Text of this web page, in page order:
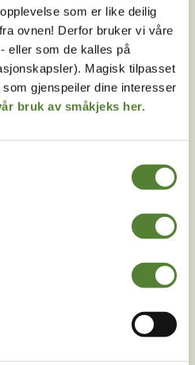
som er like deilig
ovnen! Derfor bruker vi våre
eller som de kalles på
Magisk tilpasset
gjenspeiler dine interesser
bruk av småkjeks her.
oss på
medier!